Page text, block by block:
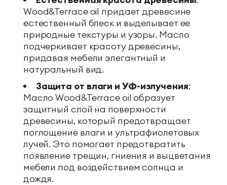
Wood&Terrace oil придает древесине
естественный блеск и выделывает ее
природные текстуры и узоры. Масло
подчеркивает красоту древесины,
придавая мебели элегантный и
натуральный вид.
Защита от влаги и УФ-излучения:
Масло Wood&Terrace oil образует
защитный слой на поверхности
древесины, который предотвращает
поглощение влаги и ультрафиолетовых
лучей. Это помогает предотвратить
появление трещин, гниения и выцветания
мебели под воздействием солнца и
дождя.